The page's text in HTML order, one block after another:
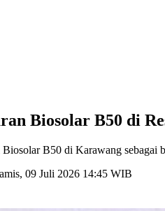
Biosolar B50 di
B50 di Karawang sebagai
09 Juli 2026 14:45 WIB